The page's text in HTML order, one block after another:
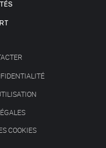
COOKIES